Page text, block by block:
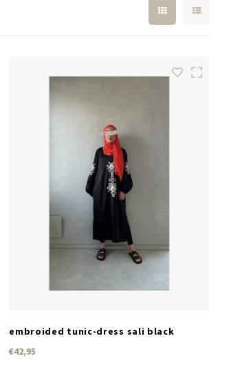
embroided tunic-dress sali black
€42,95